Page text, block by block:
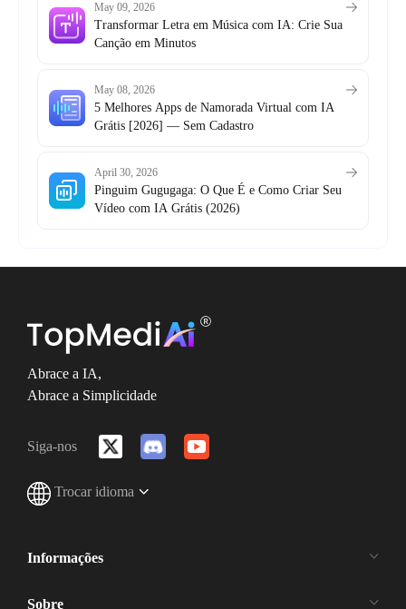
May 09, 2026
Transformar Letra em Música com IA: Crie Sua
Canção em Minutos
May 08, 2026
5 Melhores Apps de Namorada Virtual com IA
Grátis [2026] — Sem Cadastro
April 30, 2026
Pinguim Gugugaga: O Que É e Como Criar Seu
Vídeo com IA Grátis (2026)
Abrace a IA,
Abrace a Simplicidade
Siga-nos
Trocar idioma
Informações
Sobre